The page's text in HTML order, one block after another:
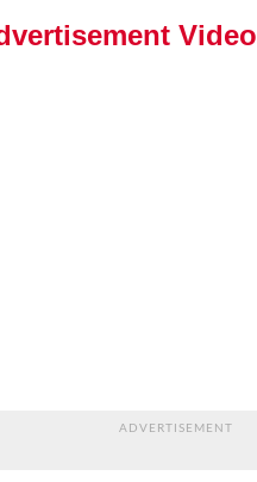
Video
ADVERTISEMENT